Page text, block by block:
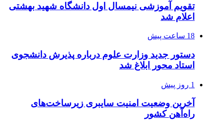
تقویم آموزشی نیمسال اول دانشگاه شهید بهشتی
اعلام شد
18 ساعت پیش
دستور جدید وزارت علوم درباره پذیرش دانشجوی
استاد محور ابلاغ شد
1 روز پیش
آخرین وضعیت امنیت سایبری زیرساخت‌های
راه‌آهن کشور